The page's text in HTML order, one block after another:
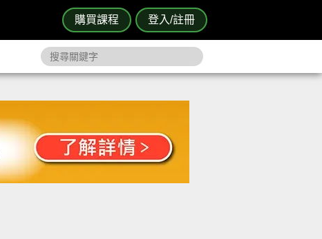
購買課程 登入/註冊